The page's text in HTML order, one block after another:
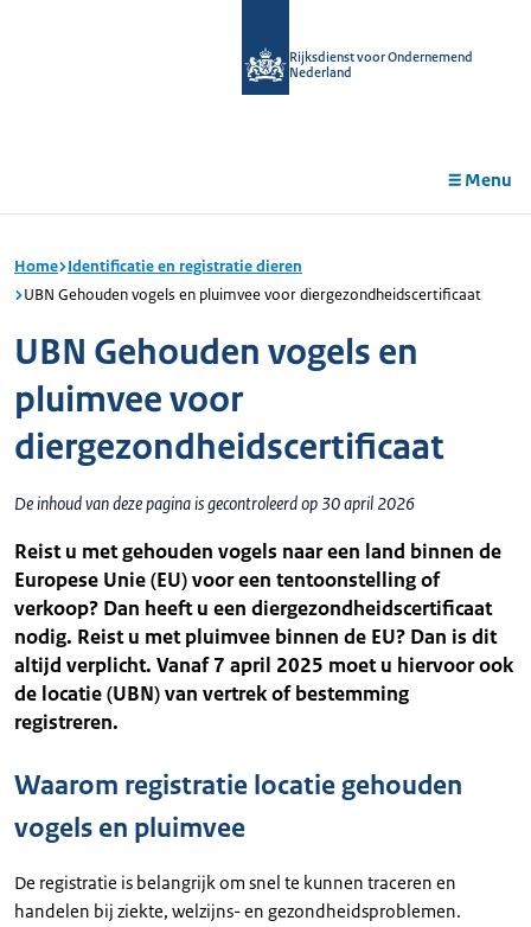
Rijksdienst voor Ondernemend
Nederland
Menu
Home Identificatie en registratie dieren
UBN Gehouden vogels en pluimvee voor diergezondheidscertificaat
UBN Gehouden vogels en
pluimvee voor
diergezondheidscertificaat
De inhoud van deze pagina is gecontroleerd op 30 april 2026
Reist u met gehouden vogels naar een land binnen de
Europese Unie (EU) voor een tentoonstelling of
verkoop? Dan heeft u een diergezondheidscertificaat
nodig. Reist u met pluimvee binnen de EU? Dan is dit
altijd verplicht. Vanaf 7 april 2025 moet u hiervoor ook
de locatie (UBN) van vertrek of bestemming
registreren.
Waarom registratie locatie gehouden
vogels en pluimvee
De registratie is belangrijk om snel te kunnen traceren en
handelen bij ziekte, welzijns- en gezondheidsproblemen.